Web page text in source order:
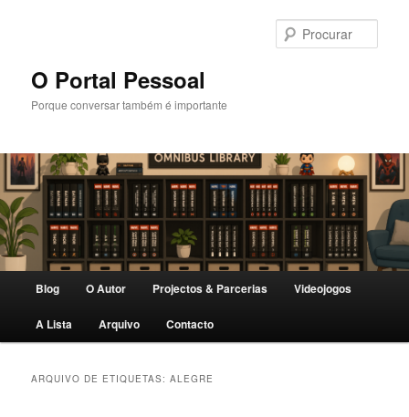
primário
secundárioO Portal Pessoal
Porque conversar também é importante
Blog O Autor Projectos & Parcerias Videojogos
A Lista Arquivo Contacto
ARQUIVO DE ETIQUETAS:ALEGRE